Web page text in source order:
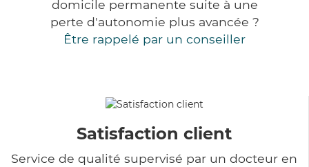
domicile permanente suite à une
perte d'autonomie plus avancée ?
Être rappelé par un conseiller
Satisfaction client
Service de qualité supervisé par un docteur en